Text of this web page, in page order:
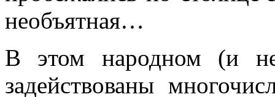
необъятная…
В этом народном (и не
задействованы